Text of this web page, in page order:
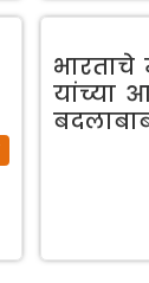
भारताचे
यांच्या